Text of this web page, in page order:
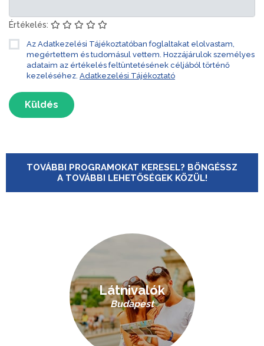
Értékelés:
Az Adatkezelési Tájékoztatóban foglaltakat elolvastam,
megértettem és tudomásul vettem. Hozzájárulok személyes
adataim az értékelés feltüntetésének céljából történő
kezeléséhez. Adatkezelési Tájékoztató
Küldés
TOVÁBBI PROGRAMOKAT KERESEL? BÖNGÉSSZ
A TOVÁBBI LEHETŐSÉGEK KÖZÜL!
Látnivalók
Budapest